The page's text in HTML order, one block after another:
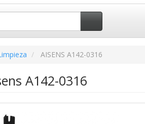
AISENS A142-0316
A142-0316